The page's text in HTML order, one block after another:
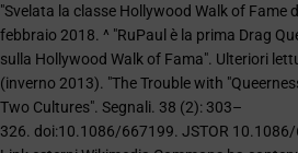
"Svelata la classe Hollywood Walk of Fame
febbraio 2018. ^ "RuPaul è la prima Drag
sulla Hollywood Walk of Fama". Ulteriori
(inverno 2013). "The Trouble with
Two Cultures". Segnali. 38 (2): 303–
326. doi:10.1086/667199. JSTOR